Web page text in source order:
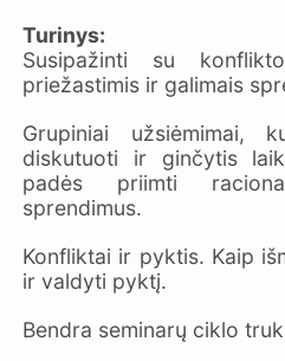
Turinys:
Susipažinti su
priežastimis ir galimais
Grupiniai užsiėmimai,
diskutuoti ir ginčytis
padės priimti
sprendimus.
Konfliktai ir pyktis. Kaip
ir valdyti pyktį.
Bendra seminarų ciklo